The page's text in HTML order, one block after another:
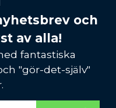
och
av alla!
fantastiska
"gör-det-själv"